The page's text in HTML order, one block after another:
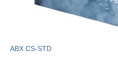
ABX CS-STD